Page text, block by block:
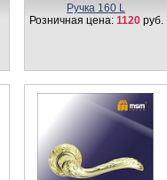
Ручка 160 L
Розничная цена: 1120руб.